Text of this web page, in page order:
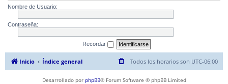
Nombre de Usuario:
Contraseña:
Recordar
Inicio Índice general Todos los horarios son UTC-06:00
Desarrollado por phpBB® Forum Software © phpBB Limited